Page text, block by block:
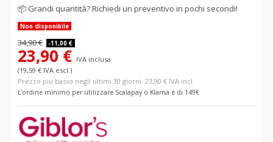
📦 Grandi quantità? Richiedi un preventivo in pochi secondi!
Non disponibile
34,90 € -11,00 €
23,90 € IVA inclusa
(19,59 € IVA escl.)
Prezzo più basso negli ultimi 30 giorni: 23,90 € IVA incl.
L'ordine minimo per utilizzare Scalapay o Klarna è di 149€